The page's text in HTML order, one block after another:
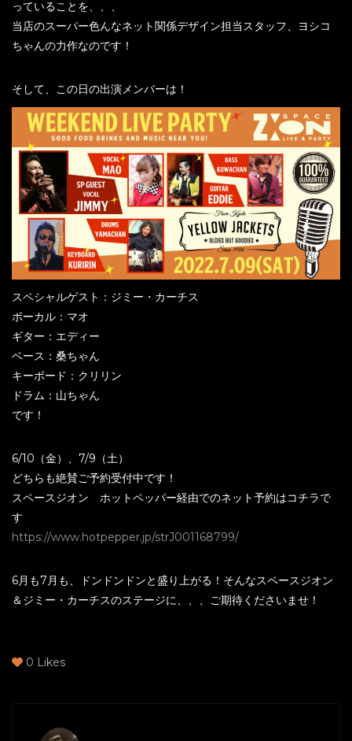
っていることを、、、
当店のスーパー色んなネット関係デザイン担当スタッフ、ヨシコ
ちゃんの力作なのです！
そして、この日の出演メンバーは！
スペシャルゲスト：ジミー・カーチス
ボーカル：マオ
ギター：エディー
ベース：桑ちゃん
キーボード：クリリン
ドラム：山ちゃん
です！
6/10（金）、7/9（土）
どちらも絶賛ご予約受付中です！
スペースジオン ホットペッパー経由でのネット予約はコチラで
す
https://www.hotpepper.jp/strJ001168799/
6月も7月も、ドンドンドンと盛り上がる！そんなスペースジオン
＆ジミー・カーチスのステージに、、、ご期待くださいませ！
0 Likes